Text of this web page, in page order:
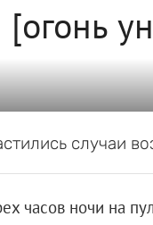
случаи
часов ночи на